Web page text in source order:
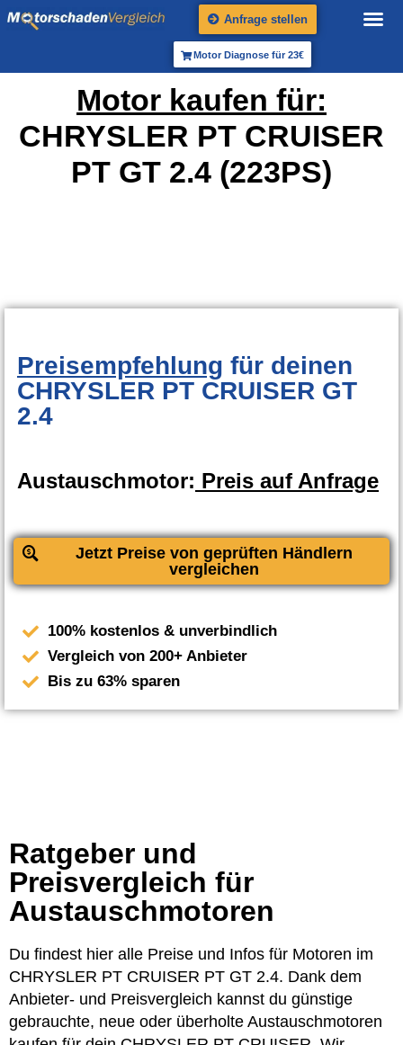
Anfrage stellen
Motor Diagnose für 23€
Motor kaufen für:
CHRYSLER PT CRUISER
PT GT 2.4 (223PS)
Preisempfehlung für deinen
CHRYSLER PT CRUISER GT
2.4
Austauschmotor: Preis auf Anfrage
Jetzt Preise von geprüften Händlern
vergleichen
100% kostenlos & unverbindlich
Vergleich von 200+ Anbieter
Bis zu 63% sparen
Ratgeber und
Preisvergleich für
Austauschmotoren
Du findest hier alle Preise und Infos für Motoren im
CHRYSLER PT CRUISER PT GT 2.4. Dank dem
Anbieter- und Preisvergleich kannst du günstige
gebrauchte, neue oder überholte Austauschmotoren